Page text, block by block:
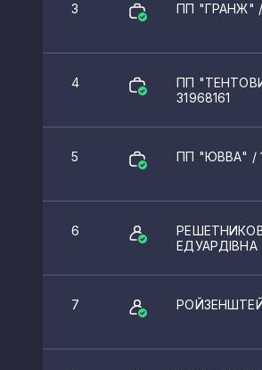
3 ПП "ГРАНЖ"
4 ПП
31968161
5 ПП "ЮВВА" /
6
ЕДУАРДІВНА
7